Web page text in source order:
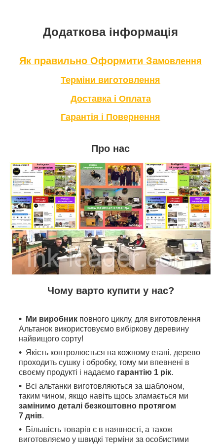
Додаткова інформація
Як правильно Оформити Замовлення
Терміни виготовлення
Доставка і Оплата
Гарантія і Повернення
Про нас
Чому варто купити у нас?
Ми виробник повного циклу, для виготовлення
Альтанок використовуємо вибіркову деревину
найвищого сорту!
Якість контролюється на кожному етапі, дерево
проходить сушку і обробку, тому ми впевнені в
своєму продукті і надаємо гарантію 1 рік.
Всі альтанки виготовляються за шаблоном,
таким чином, якщо навіть щось зламається ми
замінимо деталі безкоштовно протягом
7 днів.
Більшість товарів є в наявності, а також
виготовляємо у швидкі терміни за особистими